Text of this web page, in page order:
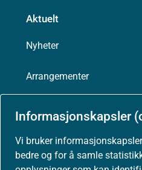
Informasjonskapsler
Vi bruker
bedre og for å samle
Aktuelt
Nyheter
Arrangementer
Presse